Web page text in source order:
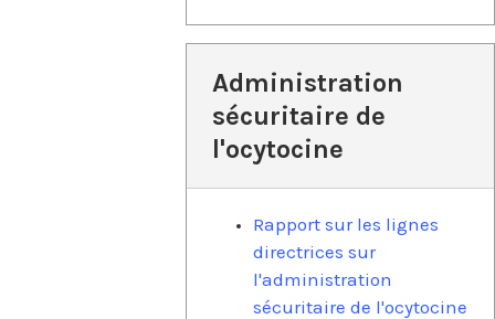
Administration
sécuritaire de
l'ocytocine
Rapport sur les lignes
directrices sur
l'administration
sécuritaire de l'ocytocine